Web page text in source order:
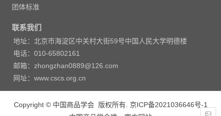
团体标准
联系我们
地址：北京市海淀区中关村大街59号中国人民大学明德楼
电话：010-65802161
邮箱：zhongzhan0889@126.com
网址：www.cscs.org.cn
Copyright © 中国商品学会 版权所有. 京ICP备2021036646号-1